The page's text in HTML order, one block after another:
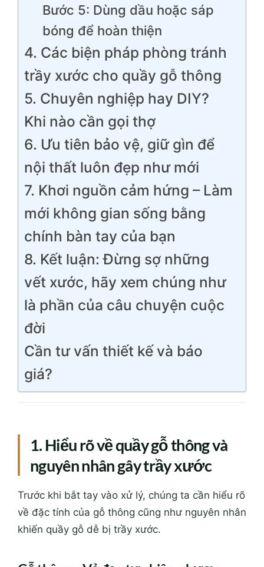
Bước 5: Dùng dầu hoặc sáp
bóng để hoàn thiện
4. Các biện pháp phòng tránh
trầy xước cho quầy gỗ thông
5. Chuyên nghiệp hay DIY?
Khi nào cần gọi thợ
6. Ưu tiên bảo vệ, giữ gìn để
nội thất luôn đẹp như mới
7. Khơi nguồn cảm hứng – Làm
mới không gian sống bằng
chính bàn tay của bạn
8. Kết luận: Đừng sợ những
vết xước, hãy xem chúng như
là phần của câu chuyện cuộc
đời
Cần tư vấn thiết kế và báo
giá?
1. Hiểu rõ về quầy gỗ thông và
nguyên nhân gây trầy xước
Trước khi bắt tay vào xử lý, chúng ta cần hiểu rõ
về đặc tính của gỗ thông cũng như nguyên nhân
khiến quầy gỗ dễ bị trầy xước.